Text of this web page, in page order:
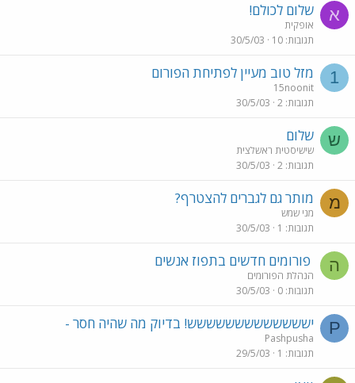
א שלום לכולם!
אופקית
תגובות 10
30/5/03
1 מזל טוב מעיין לפתיחת הפורום
15noonit
תגובות 2
30/5/03
ש שלום
שישיסטית ראשלצית
תגובות 2
30/5/03
מ מותר גם לגברים להצטרף?
מני שמש
תגובות 1
30/5/03
ה פורומים חדשים בתפוז אנשים
הנהלת הפורומים
תגובות 0
30/5/03
P יששששששששששששש! בדיוק מה שהיה חסר -
Pashpusha
תגובות 1
29/5/03